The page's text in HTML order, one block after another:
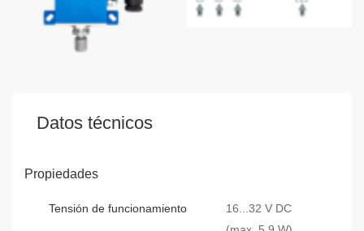
Datos técnicos
Propiedades
Tensión de funcionamiento
16...32 V DC